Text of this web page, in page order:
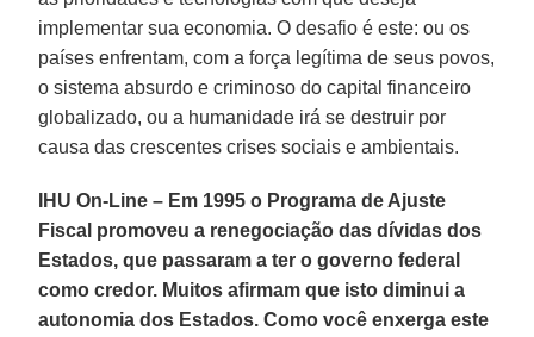
implementar sua economia. O desafio é este: ou os
países enfrentam, com a força legítima de seus povos,
o sistema absurdo e criminoso do capital financeiro
globalizado, ou a humanidade irá se destruir por
causa das crescentes crises sociais e ambientais.
IHU On-Line – Em 1995 o Programa de Ajuste
Fiscal promoveu a renegociação das dívidas dos
Estados, que passaram a ter o governo federal
como credor. Muitos afirmam que isto diminui a
autonomia dos Estados. Como você enxerga este